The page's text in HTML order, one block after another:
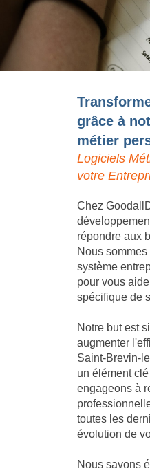
grâce à
métier
Logiciels
votre
Chez
répondre aux
Nous
système
pour vous
spécifique de
Notre but est
augmenter
Saint-Brevin-
un élément
engageons à
toutes les
évolution de
Nous savons